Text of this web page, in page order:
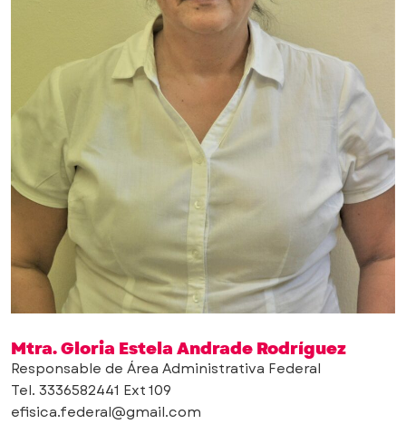
Mtra. Gloria Estela Andrade Rodríguez
Responsable de Área Administrativa Federal
Tel. 3336582441 Ext 109
efisica.federal@gmail.com